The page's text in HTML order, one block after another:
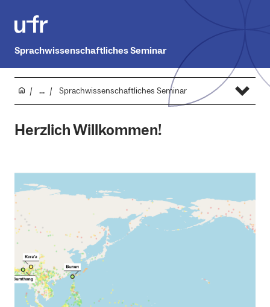
Sprachwissenschaftliches Seminar
... Sprachwissenschaftliches Seminar
Herzlich Willkommen!